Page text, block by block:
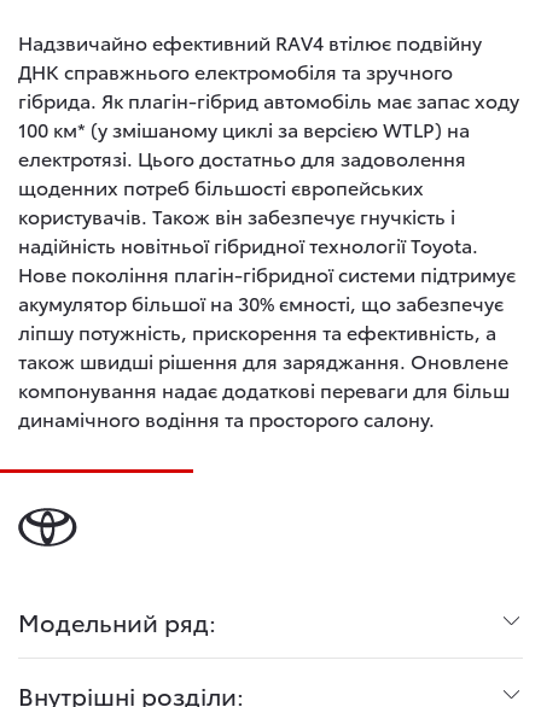
Надзвичайно ефективний RAV4 втілює подвійну
ДНК справжнього електромобіля та зручного
гібрида. Як плагін-гібрид автомобіль має запас ходу
100 км* (у змішаному циклі за версією WTLP) на
електротязі. Цього достатньо для задоволення
щоденних потреб більшості європейських
користувачів. Також він забезпечує гнучкість і
надійність новітньої гібридної технології Toyota.
Нове покоління плагін-гібридної системи підтримує
акумулятор більшої на 30% ємності, що забезпечує
ліпшу потужність, прискорення та ефективність, а
також швидші рішення для заряджання. Оновлене
компонування надає додаткові переваги для більш
динамічного водіння та просторого салону.
Модельний ряд:
Внутрішні розділи: